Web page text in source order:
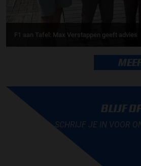
F1 aan Tafel: Max Verstappen geeft advies
BLIJF
SCHRIJF JE IN VOOR